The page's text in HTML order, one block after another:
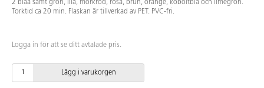
2 blåa samt grön, lila, mörkröd, rosa, brun, orange, koboltblå och limegrön.
Torktid ca 20 min. Flaskan är tillverkad av PET. PVC-fri.
Logga in för att se ditt avtalade pris.
Lägg i varukorgen